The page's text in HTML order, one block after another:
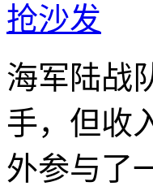
抢沙发
海军陆战
手，但收
外参与了